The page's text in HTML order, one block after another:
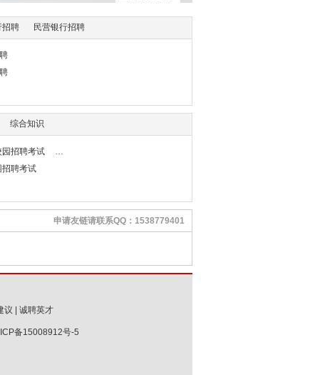
招聘 民营银行招聘
综合知识
招聘考试
聘考试
申请友链请联系QQ：1538779401
议 诚聘英才
备15008912号-5